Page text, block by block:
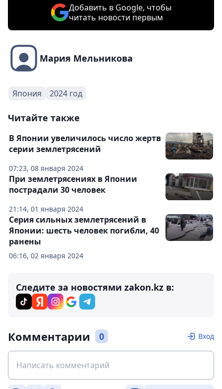
Добавить в Google, чтобы
читать новости первым
Мария Мельникова
Япония 2024 год
Читайте также
07:23, 08 января 2024
В Японии увеличилось число жертв
серии землетрясений
21:14, 01 января 2024
При землетрясениях в Японии
пострадали 30 человек
06:16, 02 января 2024
Серия сильных землетрясений в
Японии: шесть человек погибли, 40
ранены
Следите за новостями zakon.kz в:
Комментарии 0 Вход